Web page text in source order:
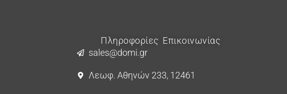
Πληροφορίες Επικοινωνίας
sales@domi.gr
Λεωφ. Αθηνών 233, 12461